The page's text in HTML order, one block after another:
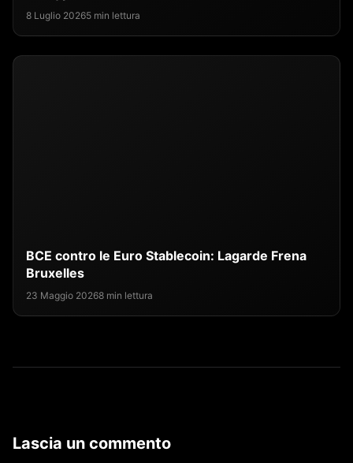
8 Luglio 20265 min lettura
BCE contro le Euro Stablecoin: Lagarde Frena
Bruxelles
23 Maggio 20268 min lettura
Lascia un commento